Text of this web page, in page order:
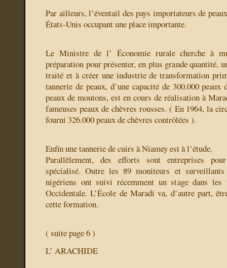
Par ailleurs, l’éventail des pays importateurs de
États-Unis occupant une place importante.
Le Ministre de l’ Économie rurale cherche à
préparation pour présenter, en plus grande quantité,
traité et à créer une industrie de transformation
tannerie de peaux, d’une capacité de 300.000 peaux
peaux de moutons, est en cours de réalisation à
fameuses peaux de chèvres rousses. ( En 1964, la
fourni 326.000 peaux de chèvres contrôlées ).
Enfin une tannerie de cuirs à Niamey est à l’étude.
Parallèlement, des efforts sont entreprises
spécialisé. Outre les 89 moniteurs et surveillants
nigériens ont suivi récemment un stage dans les
Occidentale. L’École de Maradi va, d’autre part,
cette formation.
( suite page 6 )
L’ ARACHIDE